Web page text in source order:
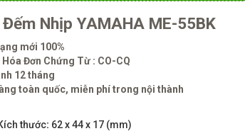
Nhịp YAMAHA ME-55BK
mới 100%
Đơn Chứng Từ : CO-CQ
12 tháng
toàn quốc, miễn phí trong nội thành
thước: 62 x 44 x 17 (mm)